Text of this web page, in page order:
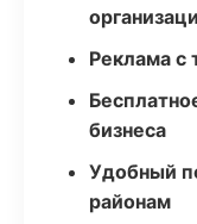
Реклама с
бизнеса
Удобный
районам